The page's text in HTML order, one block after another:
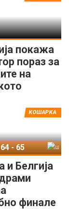
покажа
пораз за
на
и Белгија
финале
КОШАРКА
64-65